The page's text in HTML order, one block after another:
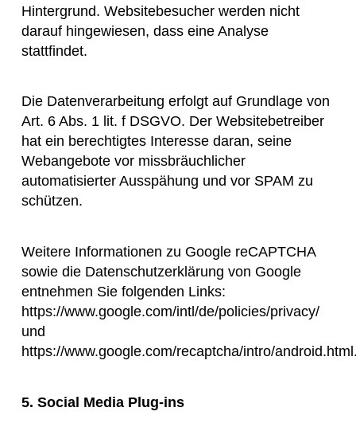
Hintergrund. Websitebesucher werden nicht
darauf hingewiesen, dass eine Analyse
stattfindet.
Die Datenverarbeitung erfolgt auf Grundlage von
Art. 6 Abs. 1 lit. f DSGVO. Der Websitebetreiber
hat ein berechtigtes Interesse daran, seine
Webangebote vor missbräuchlicher
automatisierter Ausspähung und vor SPAM zu
schützen.
Weitere Informationen zu Google reCAPTCHA
sowie die Datenschutzerklärung von Google
entnehmen Sie folgenden Links:
https://www.google.com/intl/de/policies/privacy/
und
https://www.google.com/recaptcha/intro/android.html
5. Social Media Plug-ins